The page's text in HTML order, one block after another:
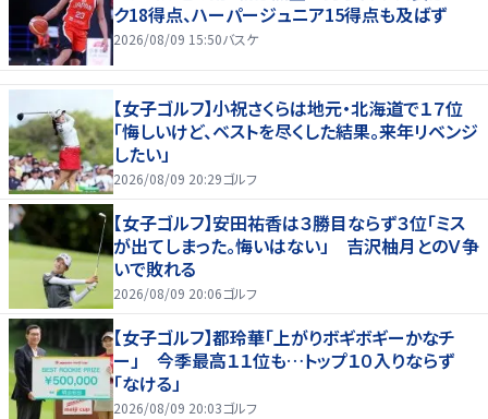
ク18得点、ハーパージュニア15得点も及ばず
2026/08/09 15:50バスケ
【女子ゴルフ】小祝さくらは地元・北海道で１７位
「悔しいけど、ベストを尽くした結果。来年リベンジ
したい」
2026/08/09 20:29ゴルフ
【女子ゴルフ】安田祐香は３勝目ならず３位「ミス
が出てしまった。悔いはない」 吉沢柚月とのＶ争
いで敗れる
2026/08/09 20:06ゴルフ
【女子ゴルフ】都玲華「上がりボギボギーかなチ
ー」 今季最高１１位も…トップ１０入りならず
「なける」
2026/08/09 20:03ゴルフ